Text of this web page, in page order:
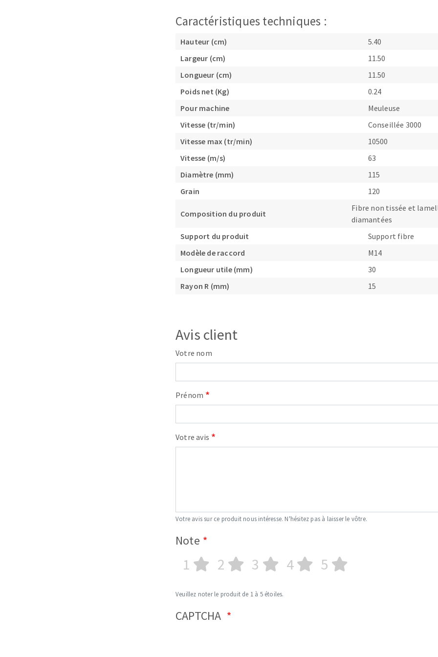
Caractéristiques techniques :
Hauteur (cm)
5.40
Largeur (cm)
11.50
Longueur (cm)
11.50
Poids net (Kg)
0.24
Pour machine
Meuleuse
Vitesse (tr/min)
Conseillée 3000
Vitesse max (tr/min)
10500
Vitesse (m/s)
63
Diamètre (mm)
115
Grain
120
Composition du produit
Fibre non tissée et
diamantées
Support du produit
Support fibre
Modèle de raccord
M14
Longueur utile (mm)
30
Rayon R (mm)
15
Avis client
Votre nom
Prénom
Votre avis
Votre avis sur ce produit nous intéresse. N'hésitez pas à laisser le vôtre.
Note
1 2 3 4 5
Veuillez noter le produit de 1 à 5 étoiles.
CAPTCHA